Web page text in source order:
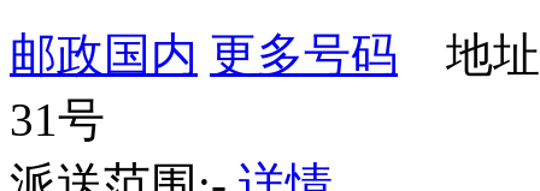
邮政国内 更多号码 地址
31号